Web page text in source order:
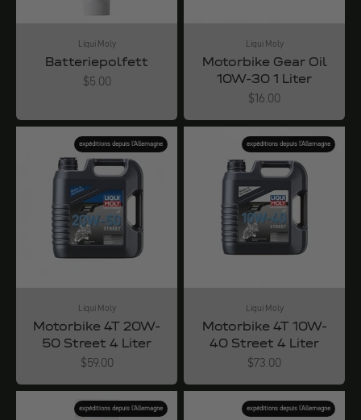
Liqui Moly
Batteriepolfett
Angebot
$5.00
Liqui Moly
Motorbike Gear Oil
10W-30 1 Liter
Angebot
$16.00
expéditions depuis l'Allemagne
Liqui Moly
Motorbike 4T 20W-
50 Street 4 Liter
Angebot
$59.00
expéditions depuis l'Allemagne
Liqui Moly
Motorbike 4T 10W-
40 Street 4 Liter
Angebot
$73.00
expéditions depuis l'Allemagne expéditions depuis l'Allemagne